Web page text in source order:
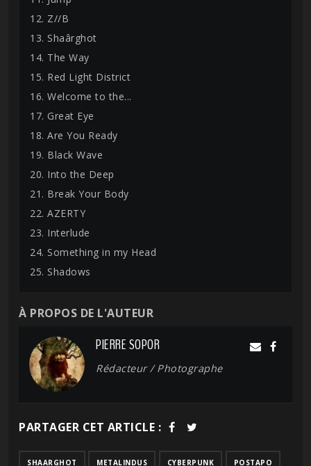
12. Z//B
13. Shaârghot
14. The Way
15. Red Light District
16. Welcome to the...
17. Great Eye
18. Are You Ready
19. Black Wave
20. Into the Deep
21. Break Your Body
22. AZERTY
23. Interlude
24. Something in my Head
25. Shadows
À PROPOS DE L'AUTEUR
PIERRE SOPOR
Rédacteur / Photographe
PARTAGER CET ARTICLE :
SHAARGHOT METALINDUS CYBERPUNK POSTAPO